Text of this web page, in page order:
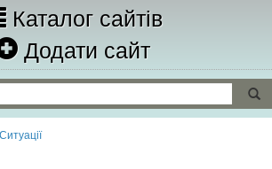
Каталог сайтів
Додати сайт
Ситуації